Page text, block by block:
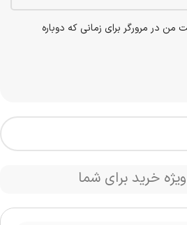
من در مرورگر برای زمانی که دوباره
خرید برای شما